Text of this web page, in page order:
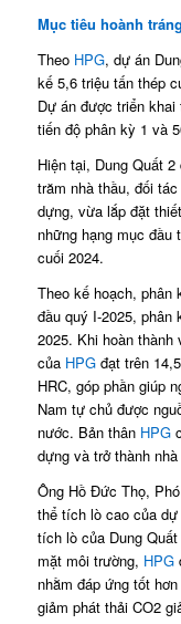
Mục tiêu hoành tráng
Theo HPG, dự án
kế 5,6 triệu tấn thép
Dự án được triển
tiến độ phân kỳ 1 và
Hiện tại, Dung Quất
trăm nhà thầu, đối
dựng, vừa lắp đặt
những hạng mục đầu
cuối 2024.
Theo kế hoạch, phân
đầu quý I-2025, phân
2025. Khi hoàn
của HPGđạt trên
HRC, góp phần giúp
Nam tự chủ được
nước. Bản thân HPG
dựng và trở thành
Ông Hồ Đức Thọ,
thể tích lò cao của
tích lò của Dung
mặt môi trường, HPG
nhằm đáp ứng tốt
giảm phát thải CO2